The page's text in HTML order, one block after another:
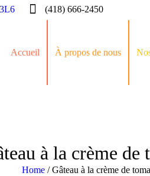
(418) 666-2450
Accueil À propos de nous
à la crème de
Home /Gâteau à la crème de